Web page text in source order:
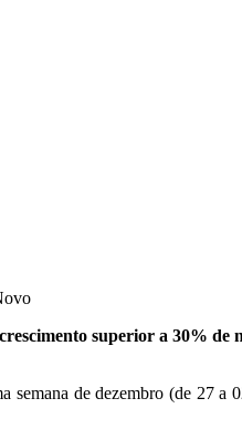
crescimento superior a 30% de
de dezembro (de 27 a